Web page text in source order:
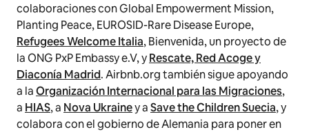
colaboraciones con Global Empowerment Mission,
Planting Peace, EUROSID-Rare Disease Europe,
Refugees Welcome Italia, Bienvenida, un proyecto de
la ONG PxP Embassy e.V, yRescate, Red Acoge y
Diaconía Madrid. Airbnb.org también sigue apoyando
a laOrganización Internacional para las Migraciones,
a HIAS, a Nova Ukrainey aSave the Children Suecia, y
colabora con el gobierno de Alemania para poner en